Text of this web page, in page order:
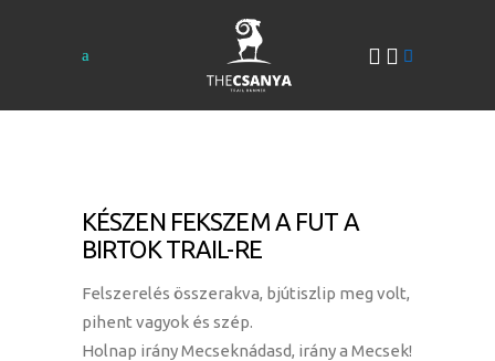
KÉSZEN FEKSZEM A FUT A
BIRTOK TRAIL-RE
Felszerelés összerakva, bjútiszlip meg volt,
pihent vagyok és szép.
Holnap irány Mecseknádasd, irány a Mecsek!